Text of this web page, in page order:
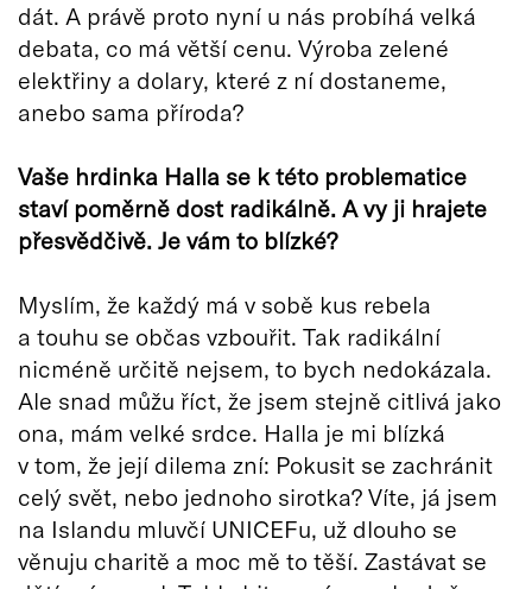
dát. A právě proto nyní u nás probíhá velká
debata, co má větší cenu. Výroba zelené
elektřiny a dolary, které z ní dostaneme,
anebo sama příroda?
Vaše hrdinka Halla se k této problematice
staví poměrně dost radikálně. A vy ji hrajete
přesvědčivě. Je vám to blízké?
Myslím, že každý má v sobě kus rebela
a touhu se občas vzbouřit. Tak radikální
nicméně určitě nejsem, to bych nedokázala.
Ale snad můžu říct, že jsem stejně citlivá jako
ona, mám velké srdce. Halla je mi blízká
v tom, že její dilema zní: Pokusit se zachránit
celý svět, nebo jednoho sirotka? Víte, já jsem
na Islandu mluvčí UNICEFu, už dlouho se
věnuju charitě a moc mě to těší. Zastávat se